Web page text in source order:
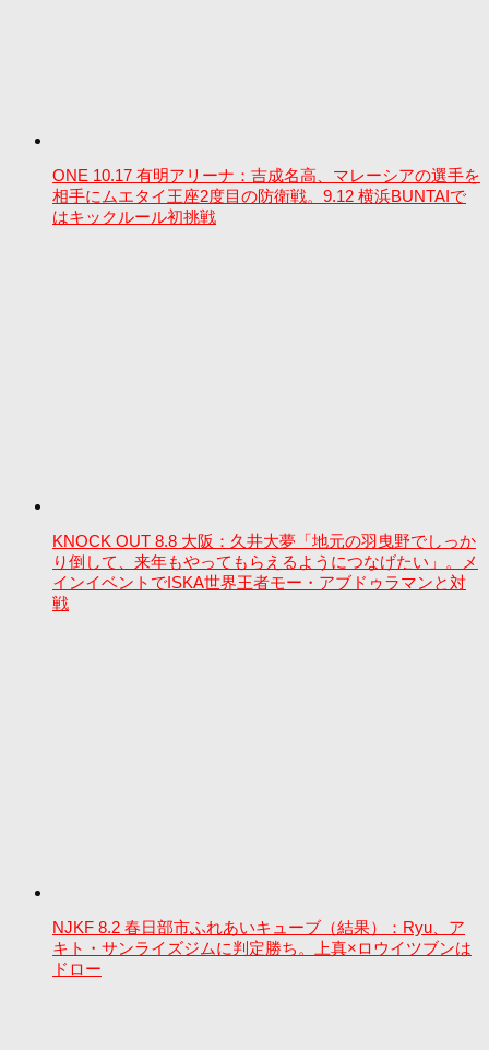
ONE 10.17 有明アリーナ：吉成名高、マレーシアの選手を
相手にムエタイ王座2度目の防衛戦。9.12 横浜BUNTAIで
はキックルール初挑戦
KNOCK OUT 8.8 大阪：久井大夢「地元の羽曳野でしっか
り倒して、来年もやってもらえるようにつなげたい」。メ
インイベントでISKA世界王者モー・アブドゥラマンと対
戦
NJKF 8.2 春日部市ふれあいキューブ（結果）：Ryu、ア
キト・サンライズジムに判定勝ち。上真×ロウイツブンは
ドロー